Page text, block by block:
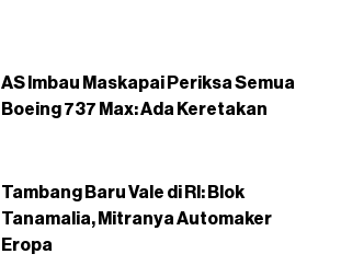
AS Imbau Maskapai Periksa Semua
Boeing 737 Max: Ada Keretakan
Tambang Baru Vale di RI: Blok
Tanamalia, Mitranya Automaker
Eropa